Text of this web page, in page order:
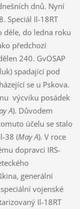
dnů. Nyní
Speciál Il-18RT
déle, do ledna roku
předchozí
240. GvOSAP
spadající pod
se u Pskova.
výcviku posádek
A). Důvodem
účelu se stalo
38 (May A). V roce
dopravci IRS-
generální
vojenské
Il-18RT